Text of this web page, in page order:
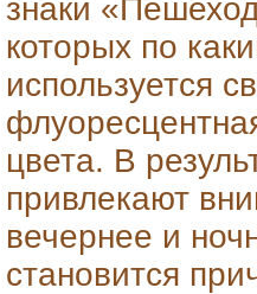
знаки
которых по
используется
цвета. В
привлекают
вечернее и
становится